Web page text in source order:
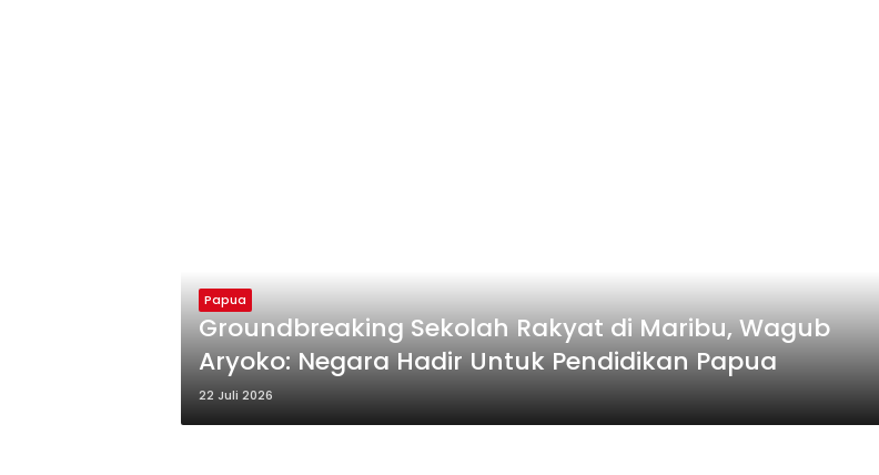
Papua
Groundbreaking Sekolah Rakyat di Maribu, Wagub
Aryoko: Negara Hadir Untuk Pendidikan Papua
22 Juli 2026